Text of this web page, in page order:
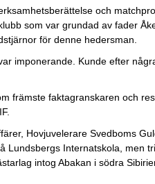
och
som var grundad av fader
för denne hedersman.
imponerande. Kunde efter
främste faktagranskaren och
Hovjuvelerare Svedboms
Internatskola, men
intog Abakan i södra